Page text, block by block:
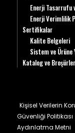
Enerji Tasarrufu
Enerji Verimlilik
Sertifikalar
Kalite Belgeleri
Sistem ve Ürüne
Katalog ve Broşürler
Kişisel Verilerin
Güvenliği Politikası
Aydınlatma Metni